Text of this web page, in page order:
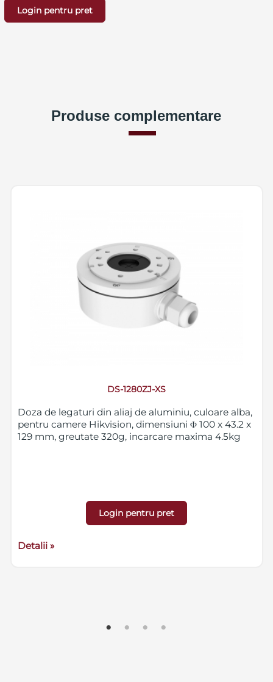
Login pentru pret
Produse complementare
DS-1280ZJ-XS
Doza de legaturi din aliaj de aluminiu, culoare alba,
pentru camere Hikvision, dimensiuni Φ 100 x 43.2 x
129 mm, greutate 320g, incarcare maxima 4.5kg
Login pentru pret
Detalii »